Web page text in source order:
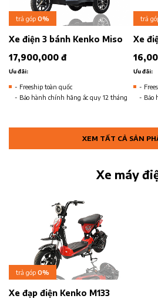
trả góp 0%
Xe điện 3 bánh Kenko Miso
17,900,000 đ
Ưu đãi:
- Freeship toàn quốc
- Bảo hành chính hãng ắc quy 12 tháng
trả
Xe
Ưu đãi:
-
- Bảo
XEM TẤT CẢ SẢN
Xe máy
trả góp 0%
Xe đạp điện Kenko M133